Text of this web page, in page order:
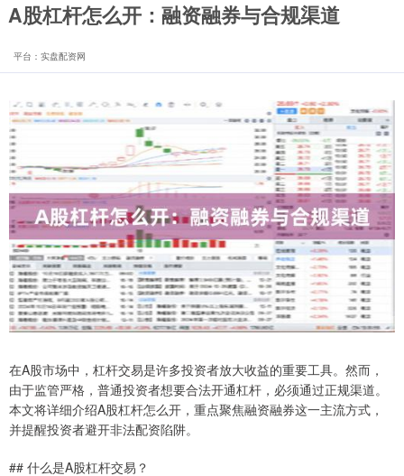
A股杠杆怎么开：融资融券与合规渠道
平台：实盘配资网
在A股市场中，杠杆交易是许多投资者放大收益的重要工具。然而，
由于监管严格，普通投资者想要合法开通杠杆，必须通过正规渠道。
本文将详细介绍A股杠杆怎么开，重点聚焦融资融券这一主流方式，
并提醒投资者避开非法配资陷阱。
## 什么是A股杠杆交易？